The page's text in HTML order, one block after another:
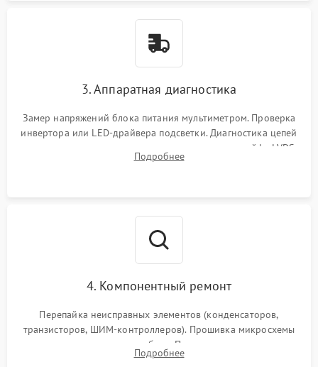
3. Аппаратная диагностика
Замер напряжений блока питания мультиметром. Проверка
инвертора или LED-драйвера подсветки. Диагностика цепей
питания скалера и тестирование сигналов на шлейфе LVDS
Подробнее
4. Компонентный ремонт
Перепайка неисправных элементов (конденсаторов,
транзисторов, ШИМ-контроллеров). Прошивка микросхемы
памяти при программных сбоях. При поломке подсветки —
разборка матрицы и замена выгоревших светодиодов.
Подробнее